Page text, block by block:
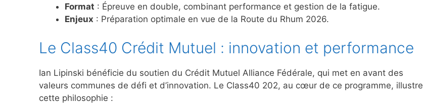
Format : Épreuve en double, combinant performance et gestion de la fatigue.
Enjeux : Préparation optimale en vue de la Route du Rhum 2026.
Le Class40 Crédit Mutuel : innovation et performance
Ian Lipinski bénéficie du soutien du Crédit Mutuel Alliance Fédérale, qui met en avant des
valeurs communes de défi et d’innovation. Le Class40 202, au cœur de ce programme, illustre
cette philosophie :